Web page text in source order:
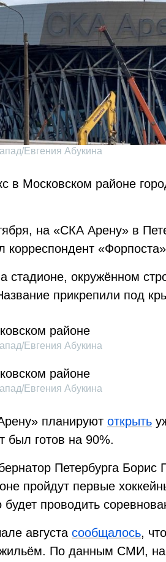
Евгения Абукина
в Московском районе
на «СКА Арену» в
стадионе, окружённом
прикрепили под
Евгения Абукина
Евгения Абукина
планируют открыть
был готов на 90%.
Петербурга Борис
пройдут первые
проводить
августа сообщалось,
жильём. По данным СМИ,